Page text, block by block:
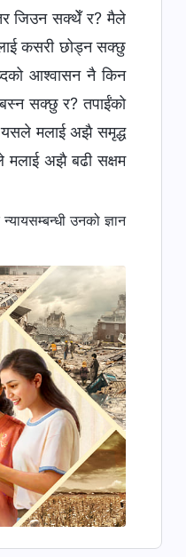
जिउन सक्थेँ र? मैले
कसरी छोड्न सक्छु
आश्‍वासन नै किन
सक्छु र? तपाईंको
मलाई अझै समृद्ध
मलाई अझै बढी सक्षम
उनको ज्ञान